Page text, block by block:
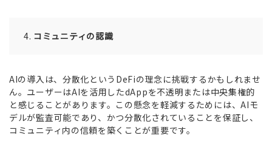
コミュニティの認識
AIの導入は、分散化というDeFiの理念に挑戦するかもしれませ
ん。ユーザーはAIを活用したdAppを不透明または中央集権的
と感じることがあります。この懸念を軽減するためには、AIモ
デルが監査可能であり、かつ分散化されていることを保証し、
コミュニティ内の信頼を築くことが重要です。